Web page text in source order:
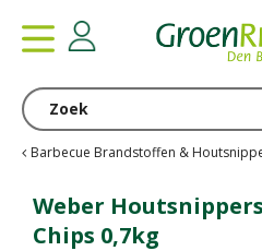
Barbecue Brandstoffen &
Weber
Chips 0,7kg